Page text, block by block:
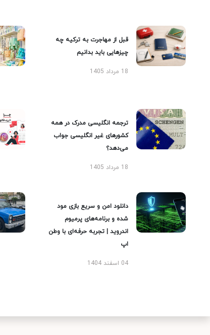
قبل از مهاجرت به ترکیه چه
چیزهایی باید بدانیم
18 مرداد 1405
ترجمه انگلیسی مدرک در همه
کشورهای غیر انگلیسی جواب
می‌دهد؟
18 مرداد 1405
دانلود امن و سریع بازی مود
شده و برنامه‌های پرمیوم
اندروید | تجربه حرفه‌ای با وطن
اپ
04 اسفند 1404